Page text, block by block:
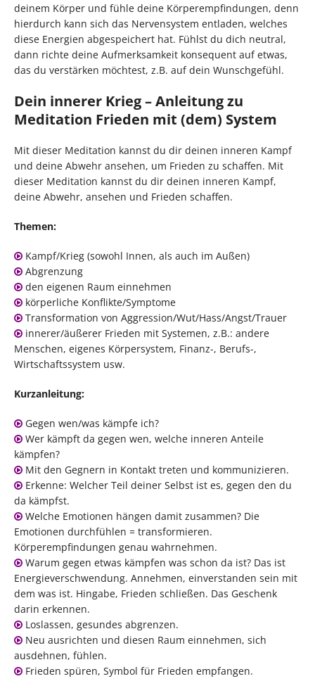
deinem Körper und fühle deine Körperempfindungen, denn
hierdurch kann sich das Nervensystem entladen, welches
diese Energien abgespeichert hat. Fühlst du dich neutral,
dann richte deine Aufmerksamkeit konsequent auf etwas,
das du verstärken möchtest, z.B. auf dein Wunschgefühl.
Dein innerer Krieg – Anleitung zu
Meditation Frieden mit (dem) System
Mit dieser Meditation kannst du dir deinen inneren Kampf
und deine Abwehr ansehen, um Frieden zu schaffen. Mit
dieser Meditation kannst du dir deinen inneren Kampf,
deine Abwehr, ansehen und Frieden schaffen.
Themen:
Kampf/Krieg (sowohl Innen, als auch im Außen)
Abgrenzung
den eigenen Raum einnehmen
körperliche Konflikte/Symptome
Transformation von Aggression/Wut/Hass/Angst/Trauer
innerer/äußerer Frieden mit Systemen, z.B.: andere
Menschen, eigenes Körpersystem, Finanz-, Berufs-,
Wirtschaftssystem usw.
Kurzanleitung:
Gegen wen/was kämpfe ich?
Wer kämpft da gegen wen, welche inneren Anteile
kämpfen?
Mit den Gegnern in Kontakt treten und kommunizieren.
Erkenne: Welcher Teil deiner Selbst ist es, gegen den du
da kämpfst.
Welche Emotionen hängen damit zusammen? Die
Emotionen durchfühlen = transformieren.
Körperempfindungen genau wahrnehmen.
Warum gegen etwas kämpfen was schon da ist? Das ist
Energieverschwendung. Annehmen, einverstanden sein mit
dem was ist. Hingabe, Frieden schließen. Das Geschenk
darin erkennen.
Loslassen, gesundes abgrenzen.
Neu ausrichten und diesen Raum einnehmen, sich
ausdehnen, fühlen.
Frieden spüren, Symbol für Frieden empfangen.